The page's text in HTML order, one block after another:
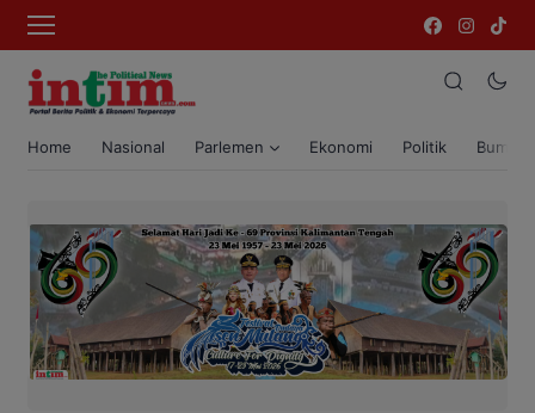
Home Nasional Parlemen Ekonomi Politik Bumi